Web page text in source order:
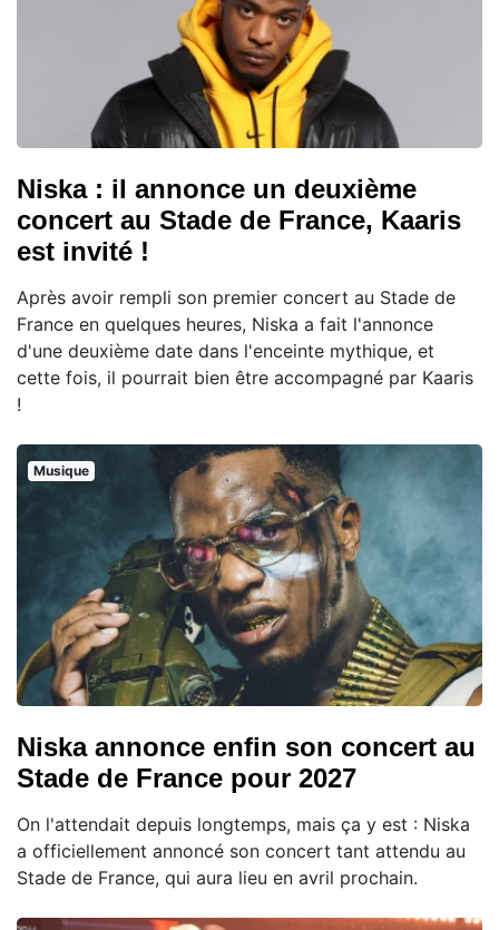
Niska : il annonce un deuxième
concert au Stade de France, Kaaris
est invité !
Après avoir rempli son premier concert au Stade de
France en quelques heures, Niska a fait l'annonce
d'une deuxième date dans l'enceinte mythique, et
cette fois, il pourrait bien être accompagné par Kaaris
!
Musique
Niska annonce enfin son concert au
Stade de France pour 2027
On l'attendait depuis longtemps, mais ça y est : Niska
a officiellement annoncé son concert tant attendu au
Stade de France, qui aura lieu en avril prochain.